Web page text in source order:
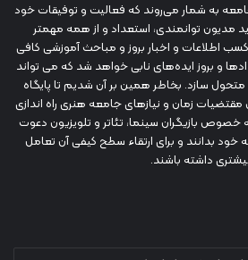
به شمار می‌روند که فعالیت و توفیقات خود
مدیون توانمندی، استعداد و از همه مهمتر
اطلاعات و اخبار بروز و مباحث آموزشی کافی
و بروز ایده‌های نابی خواهد شد که می تواند
سازد. بخاطر همین بر آن شدیم تا پایگاه
زمان و نیازهای جامعه هنری راه اندازی
خصوص بازیگران سینما، تئاتر و تلویزیون دعوت
خود بدانند و برای ارتقاء سطح کیفی آن تعامل
داشته باشند.